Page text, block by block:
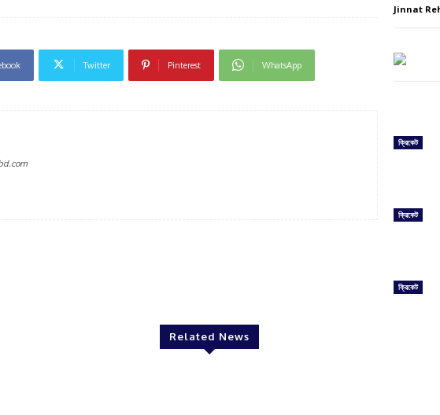
Twitter Pinterest WhatsApp
Jinnat
ক্রিকেট
ক্রিকেট
ক্রিকেট
Related News